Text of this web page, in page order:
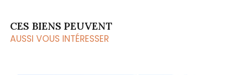
CES BIENS PEUVENT
AUSSI VOUS INTÉRESSER